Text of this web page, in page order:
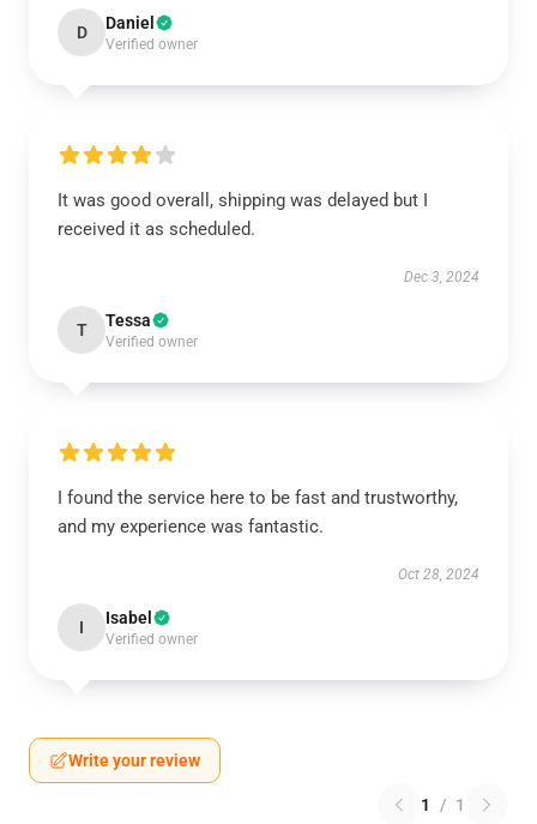
D Daniel
Verified owner
It was good overall, shipping was delayed but I
received it as scheduled.
Dec 3, 2024
T Tessa
Verified owner
I found the service here to be fast and trustworthy,
and my experience was fantastic.
Oct 28, 2024
I Isabel
Verified owner
Write your review
1 / 1